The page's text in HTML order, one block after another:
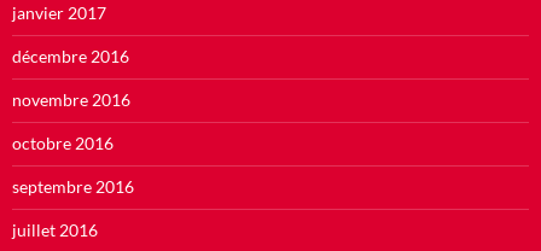
janvier 2017
décembre 2016
novembre 2016
octobre 2016
septembre 2016
juillet 2016